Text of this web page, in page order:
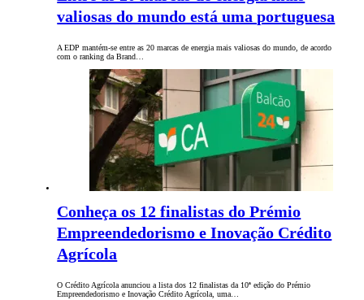
valiosas do mundo está uma portuguesa
A EDP mantém-se entre as 20 marcas de energia mais valiosas do mundo, de acordo
com o ranking da Brand…
Conheça os 12 finalistas do Prémio
Empreendedorismo e Inovação Crédito
Agrícola
O Crédito Agrícola anunciou a lista dos 12 finalistas da 10ª edição do Prémio
Empreendedorismo e Inovação Crédito Agrícola, uma…